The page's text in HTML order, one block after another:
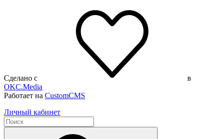
Сделано с
в
OKC.Media
Работает на CustomCMS
Личный кабинет